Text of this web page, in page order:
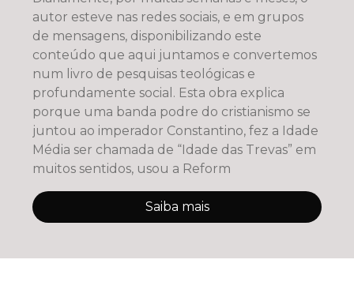
autor esteve nas redes sociais, e em grupos
de mensagens, disponibilizando este
conteúdo que aqui juntamos e convertemos
num livro de pesquisas teológicas e
profundamente social. Esta obra explica
porque uma banda podre do cristianismo se
juntou ao imperador Constantino, fez a Idade
Média ser chamada de “Idade das Trevas” em
muitos sentidos, usou a Reform
Saiba mais